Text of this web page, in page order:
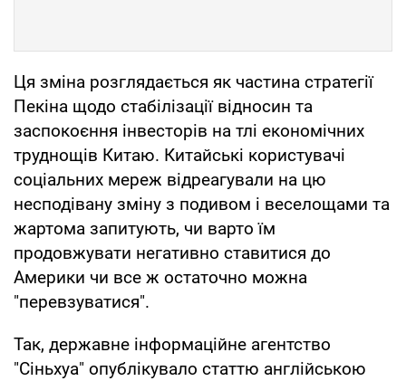
Ця зміна розглядається як частина стратегії
Пекіна щодо стабілізації відносин та
заспокоєння інвесторів на тлі економічних
труднощів Китаю. Китайські користувачі
соціальних мереж відреагували на цю
несподівану зміну з подивом і веселощами та
жартома запитують, чи варто їм
продовжувати негативно ставитися до
Америки чи все ж остаточно можна
"перевзуватися".
Так, державне інформаційне агентство
"Сіньхуа" опублікувало статтю англійською